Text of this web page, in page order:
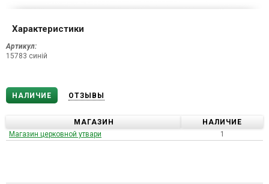
Характеристики
Артикул:
15783 синій
НАЛИЧИЕ ОТЗЫВЫ
МАГАЗИН
НАЛИЧИЕ
Магазин церковной утвари
1